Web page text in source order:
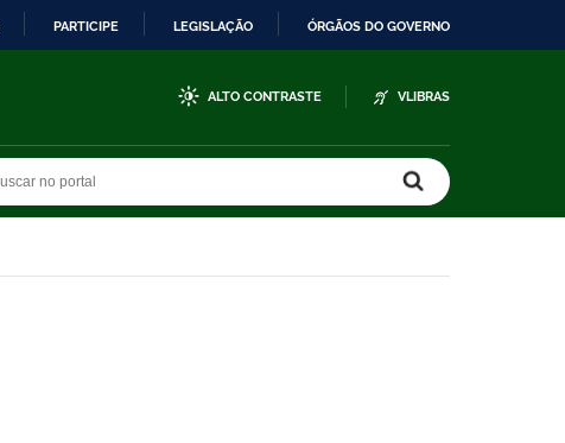
PARTICIPE LEGISLAÇÃO ÓRGÃOS DO GOVERNO
ALTO CONTRASTE VLIBRAS